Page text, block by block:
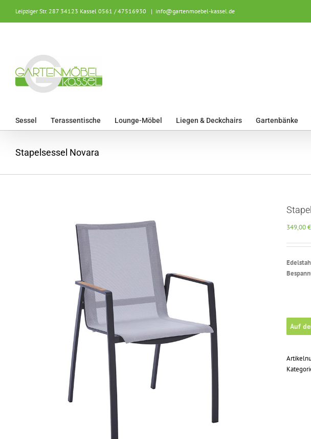
Leipziger Str. 287 34123 Kassel 0561 / 47516930 | info@gartenmoebel-kassel.de
Sessel Terassentische Lounge-Möbel Liegen & Deckchairs Gartenbänke
Stapelsessel Novara
349,00€
Auf